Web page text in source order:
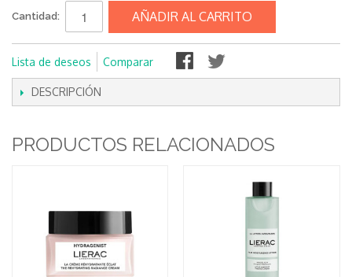
Cantidad: AÑADIR AL CARRITO
Lista de deseos Comparar
DESCRIPCIÓN
PRODUCTOS RELACIONADOS